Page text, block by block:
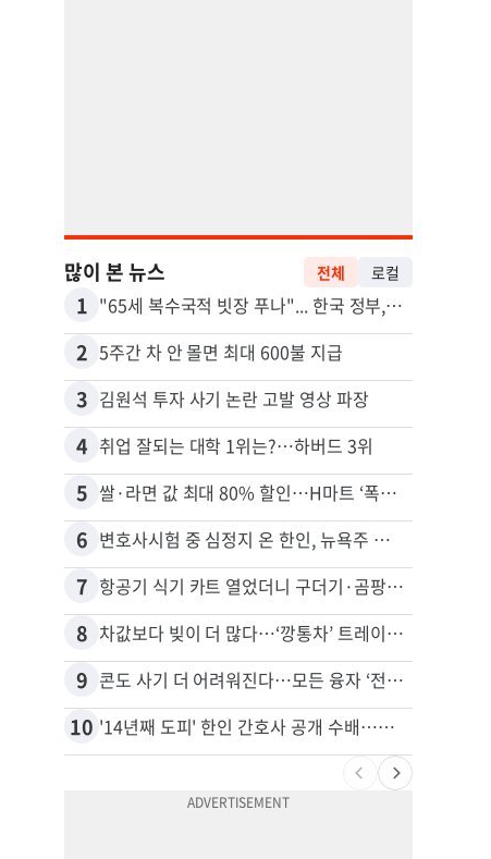
많이 본 뉴스 전체 로컬
1 "65세 복수국적 빗장 푸나"... 한국 정부, 연령 완화 전면 추진
2 5주간 차 안 몰면 최대 600불 지급
3 김원석 투자 사기 논란 고발 영상 파장
4 취업 잘되는 대학 1위는?…하버드 3위
5 쌀·라면 값 최대 80% 할인…H마트 ‘폭탄 세일’
6 변호사시험 중 심정지 온 한인, 뉴욕주 제소
7 항공기 식기 카트 열었더니 구더기·곰팡이…LAX 기내식 업체 논란
8 차값보다 빚이 더 많다…‘깡통차’ 트레이드인 급증
9 콘도 사기 더 어려워진다…모든 융자 ‘전체 심사’
10 '14년째 도피' 한인 간호사 공개 수배…메디케어 사기 유죄